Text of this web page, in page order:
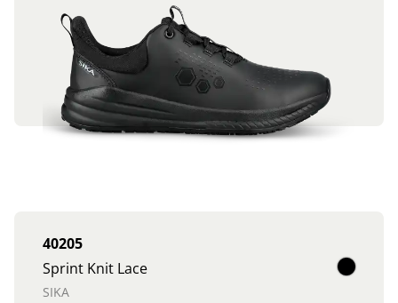
40205
Sprint Knit Lace
SIKA